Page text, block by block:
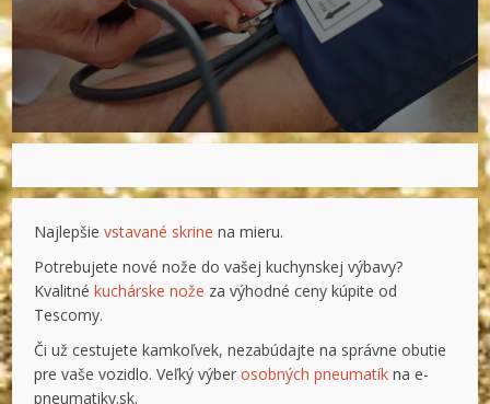
Najlepšievstavané skrine na mieru.
Potrebujete nové nože do vašej kuchynskej výbavy?
Kvalitnékuchárske nože za výhodné ceny kúpite od
Tescomy.
Či už cestujete kamkoľvek, nezabúdajte na správne obutie
pre vaše vozidlo. Veľký výberosobných pneumatík na e-
pneumatiky.sk.